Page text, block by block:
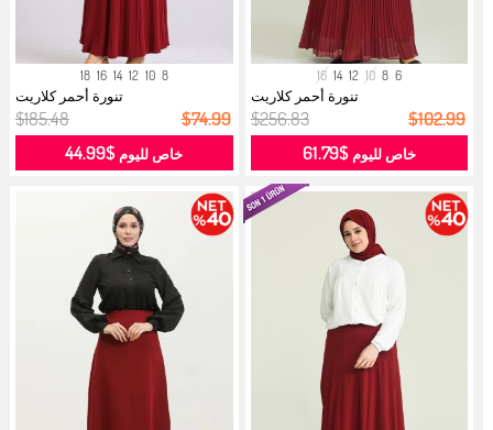
6
8
10
12
14
16
تنورة أحمر كلاريت
$256.83 $102.99
خاص لليوم$61.79
8
10
12
14
16
18
تنورة أحمر كلاريت
$185.48 $74.99
خاص لليوم $44.99